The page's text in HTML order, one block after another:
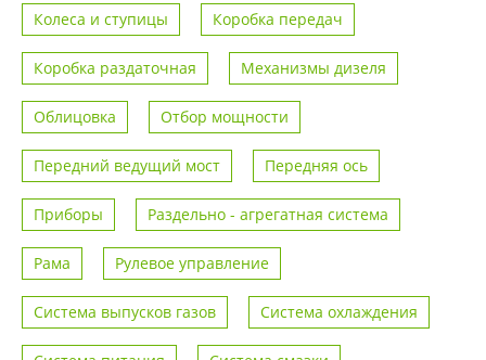
Колеса и ступицы Коробка передач
Коробка раздаточная Механизмы дизеля
Облицовка Отбор мощности
Передний ведущий мост Передняя ось
Приборы Раздельно - агрегатная система
Рама Рулевое управление
Система выпусков газов Система охлаждения